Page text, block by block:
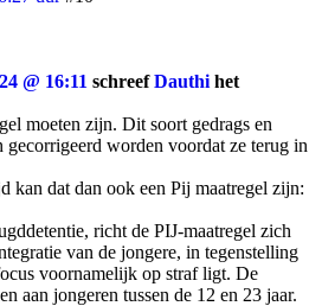
@ 16:11 schreefDauthi het
moeten zijn. Dit soort gedrags en
gecorrigeerd worden voordat ze terug in
kan dat dan ook een Pij maatregel zijn:
richt de PIJ-maatregel zich
van de jongere, in tegenstelling
voornamelijk op straf ligt. De
aan jongeren tussen de 12 en 23 jaar.